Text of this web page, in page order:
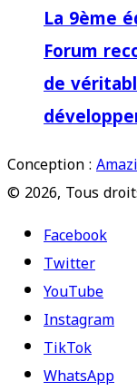
La 9ème
Forum
de
Conception :
© 2026, Tous
Facebook
Twitter
YouTube
Instagram
TikTok
WhatsApp